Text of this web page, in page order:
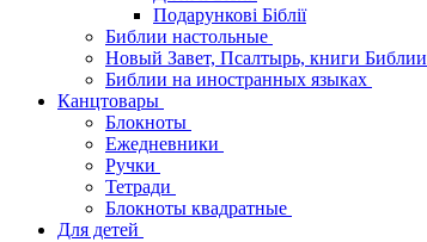
Подарункові Біблії
Библии настольные
Новый Завет, Псалтырь, книги Библии
Библии на иностранных языках
Канцтовары
Блокноты
Ежедневники
Ручки
Тетради
Блокноты квадратные
Для детей